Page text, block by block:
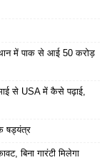
में पाक से आई 50 करोड़
से USA में कैसे पढ़ाई,
षड्यंत्र
बिना गारंटी मिलेगा